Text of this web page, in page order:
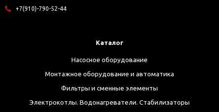
+7(910)-790-52-44
Каталог
Насосное оборудование
Монтажное оборудование и автоматика
Фильтры и сменные элементы
Электрокотлы. Водонагреватели. Стабилизаторы